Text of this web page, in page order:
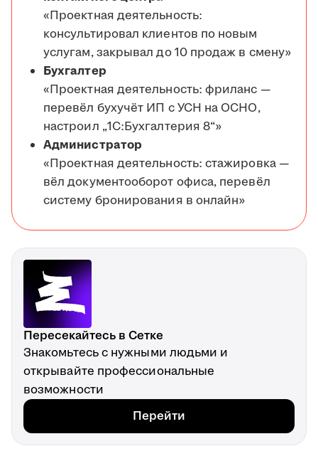
«Проектная деятельность:
консультировал клиентов по новым
услугам, закрывал до 10 продаж в смену»
Бухгалтер
«Проектная деятельность: фриланс —
перевёл бухучёт ИП с УСН на ОСНО,
настроил „1С:Бухгалтерия 8“»
Администратор
«Проектная деятельность: стажировка —
вёл документооборот офиса, перевёл
систему бронирования в онлайн»
Пересекайтесь в Сетке
Знакомьтесь с нужными людьми и
открывайте профессиональные
возможности
Перейти